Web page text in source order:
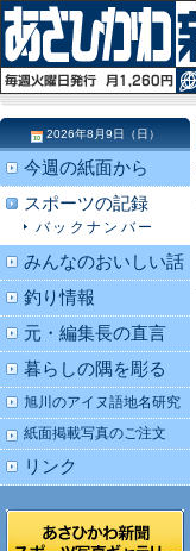
2026年8月9日（日）
今週の紙面から
スポーツの記録
バックナンバー
みんなのおいしい話
釣り情報
元・編集長の直言
暮らしの隅を彫る
旭川のアイヌ語地名研究
紙面掲載写真のご注文
リンク